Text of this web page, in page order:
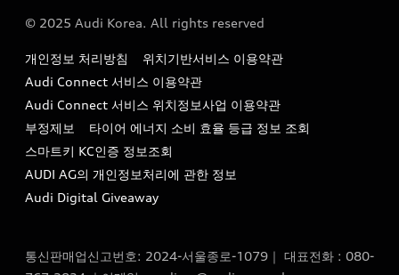
서비스 센터
서비스 프로그램
아우디 e-tron 케어 프로그램
사설수리업체를 위한 권고사항
아우디코리아 소식
아우디코리아 소개
아우디 스토리
아우디 브랜드 히스토리
quattro 시스템
딩)
이메일 : audi_m@audi-ccc.co.kr
© 2025 Audi Korea. All rights reserved
개인정보 처리방침
위치기반서비스 이용약관
Audi Connect 서비스 이용약관
Audi Connect 서비스 위치정보사업 이용약관
부정제보
타이어 에너지 소비 효율 등급 정보 조회
스마트키 KC인증 정보조회
AUDI AG의 개인정보처리에 관한 정보
Audi Digital Giveaway
통신판매업신고번호: 2024-서울종로-1079｜ 대표전화 : 080-